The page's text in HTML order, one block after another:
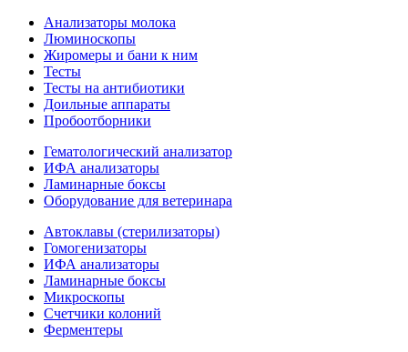
Анализаторы молока
Люминоскопы
Жиромеры и бани к ним
Тесты
Тесты на антибиотики
Доильные аппараты
Пробоотборники
Гематологический анализатор
ИФА анализаторы
Ламинарные боксы
Оборудование для ветеринара
Автоклавы (стерилизаторы)
Гомогенизаторы
ИФА анализаторы
Ламинарные боксы
Микроскопы
Счетчики колоний
Ферментеры